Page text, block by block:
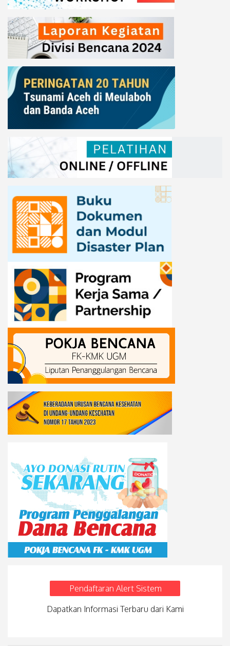
Pendaftaran Alert Sistem
Dapatkan Informasi Terbaru dari Kami